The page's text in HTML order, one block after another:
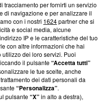
trasparenti su Blasting
e su come ci impegniamo a
la nostra aderenza a
Blasting News non è
ha richiesto di farne
effettuato una verifica di
tracciamento per fornirti un servizio
di navigazione e per analizzare il
con i nostri 1624partner che si
e social media, alcune
IP e le caratteristiche del tuo
con altre informazioni che hai
dei loro servizi. Puoi
il pulsante“Accetta tutti”
le tue scelte, anche
dei dati personali da
“Personalizza”.
pulsante“X”in alto a destra),